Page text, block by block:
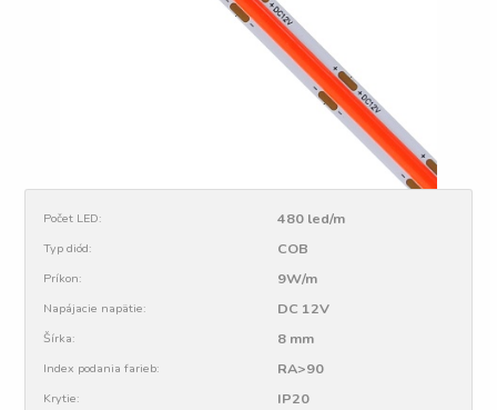
Počet LED: 480 led/m
Typ diód: COB
Príkon: 9W/m
Napájacie napätie: DC 12V
Šírka: 8 mm
Index podania farieb: RA>90
Krytie: IP20